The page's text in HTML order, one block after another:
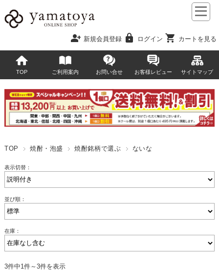
person_add 新規会員登録 lock ログイン shopping_cart カートを見る
TOP ご利用案内 お問い合せ お客様レビュー サイトマップ
TOP 焼酎・泡盛 焼酎銘柄で選ぶ ないな
表示切替：
並び順：
在庫：
3件中1件～3件を表示